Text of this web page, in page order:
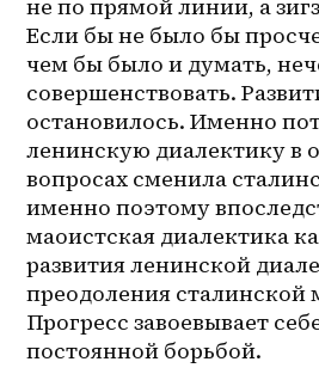
не по прямой линии, а
Если бы не было бы
чем бы было и думать,
совершенствовать.
остановилось. Именно
ленинскую диалектику в
вопросах сменила
именно поэтому
маоистская диалектика
развития ленинской
преодоления сталинской
Прогресс завоевывает
постоянной борьбой.